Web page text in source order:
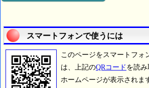
スマートフォンで使うには
このページをスマートフォ
は、上記のQRコード を読
ホームページが表示されま